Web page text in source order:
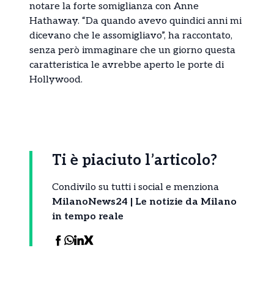
notare la forte somiglianza con Anne
Hathaway. “Da quando avevo quindici anni mi
dicevano che le assomigliavo”, ha raccontato,
senza però immaginare che un giorno questa
caratteristica le avrebbe aperto le porte di
Hollywood.
Ti è piaciuto l’articolo?
Condivilo su tutti i social e menziona
MilanoNews24 | Le notizie da Milano
in tempo reale